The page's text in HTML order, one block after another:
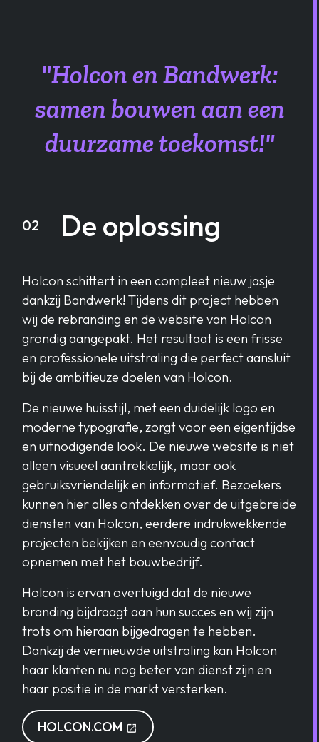
"Holcon en Bandwerk:
samen bouwen aan een
duurzame toekomst!"
02 De oplossing
Holcon schittert in een compleet nieuw jasje
dankzij Bandwerk! Tijdens dit project hebben
wij de rebranding en de website van Holcon
grondig aangepakt. Het resultaat is een frisse
en professionele uitstraling die perfect aansluit
bij de ambitieuze doelen van Holcon.
De nieuwe huisstijl, met een duidelijk logo en
moderne typografie, zorgt voor een eigentijdse
en uitnodigende look. De nieuwe website is niet
alleen visueel aantrekkelijk, maar ook
gebruiksvriendelijk en informatief. Bezoekers
kunnen hier alles ontdekken over de uitgebreide
diensten van Holcon, eerdere indrukwekkende
projecten bekijken en eenvoudig contact
opnemen met het bouwbedrijf.
Holcon is ervan overtuigd dat de nieuwe
branding bijdraagt aan hun succes en wij zijn
trots om hieraan bijgedragen te hebben.
Dankzij de vernieuwde uitstraling kan Holcon
haar klanten nu nog beter van dienst zijn en
haar positie in de markt versterken.
HOLCON.COM open_in_new OPENT IN EEN NIEUW TABLAD